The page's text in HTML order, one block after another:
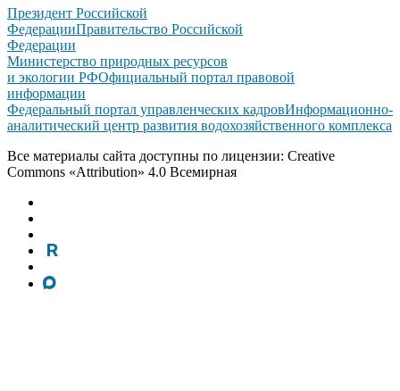
Президент Российской
ФедерацииПравительство Российской
Федерации
Министерство природных ресурсов
и экологии РФОфициальный портал правовой
информации
Федеральный портал управленческих кадровИнформационно-
аналитический центр развития водохозяйственного комплекса
Все материалы сайта доступны по лицензии: Creative
Commons «Attribution» 4.0 Всемирная